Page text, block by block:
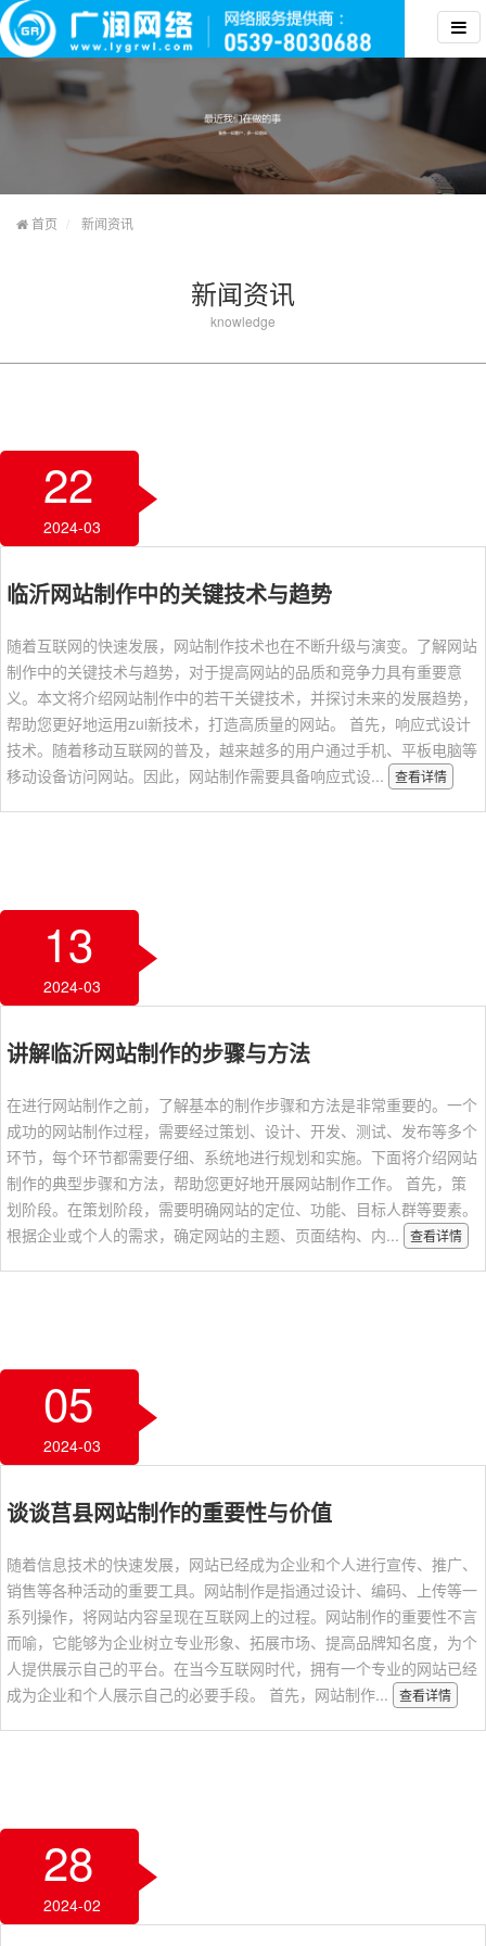
首页 新闻资讯
新闻资讯
knowledge
22
2024-03
临沂网站制作中的关键技术与趋势
随着互联网的快速发展，网站制作技术也在不断升级与演变。了解网站
制作中的关键技术与趋势，对于提高网站的品质和竞争力具有重要意
义。本文将介绍网站制作中的若干关键技术，并探讨未来的发展趋势，
帮助您更好地运用zui新技术，打造高质量的网站。 首先，响应式设计
技术。随着移动互联网的普及，越来越多的用户通过手机、平板电脑等
移动设备访问网站。因此，网站制作需要具备响应式设...
查看详情
13
2024-03
讲解临沂网站制作的步骤与方法
在进行网站制作之前，了解基本的制作步骤和方法是非常重要的。一个
成功的网站制作过程，需要经过策划、设计、开发、测试、发布等多个
环节，每个环节都需要仔细、系统地进行规划和实施。下面将介绍网站
制作的典型步骤和方法，帮助您更好地开展网站制作工作。 首先，策
划阶段。在策划阶段，需要明确网站的定位、功能、目标人群等要素。
根据企业或个人的需求，确定网站的主题、页面结构、内...
查看详情
05
2024-03
谈谈莒县网站制作的重要性与价值
随着信息技术的快速发展，网站已经成为企业和个人进行宣传、推广、
销售等各种活动的重要工具。网站制作是指通过设计、编码、上传等一
系列操作，将网站内容呈现在互联网上的过程。网站制作的重要性不言
而喻，它能够为企业树立专业形象、拓展市场、提高品牌知名度，为个
人提供展示自己的平台。在当今互联网时代，拥有一个专业的网站已经
成为企业和个人展示自己的必要手段。 首先，网站制作...
查看详情
28
2024-02